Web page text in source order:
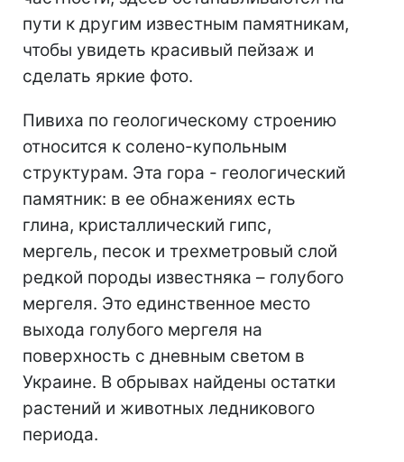
пути к другим известным памятникам,
чтобы увидеть красивый пейзаж и
сделать яркие фото.
Пивиха по геологическому строению
относится к солено-купольным
структурам. Эта гора - геологический
памятник: в ее обнажениях есть
глина, кристаллический гипс,
мергель, песок и трехметровый слой
редкой породы известняка – голубого
мергеля. Это единственное место
выхода голубого мергеля на
поверхность с дневным светом в
Украине. В обрывах найдены остатки
растений и животных ледникового
периода.